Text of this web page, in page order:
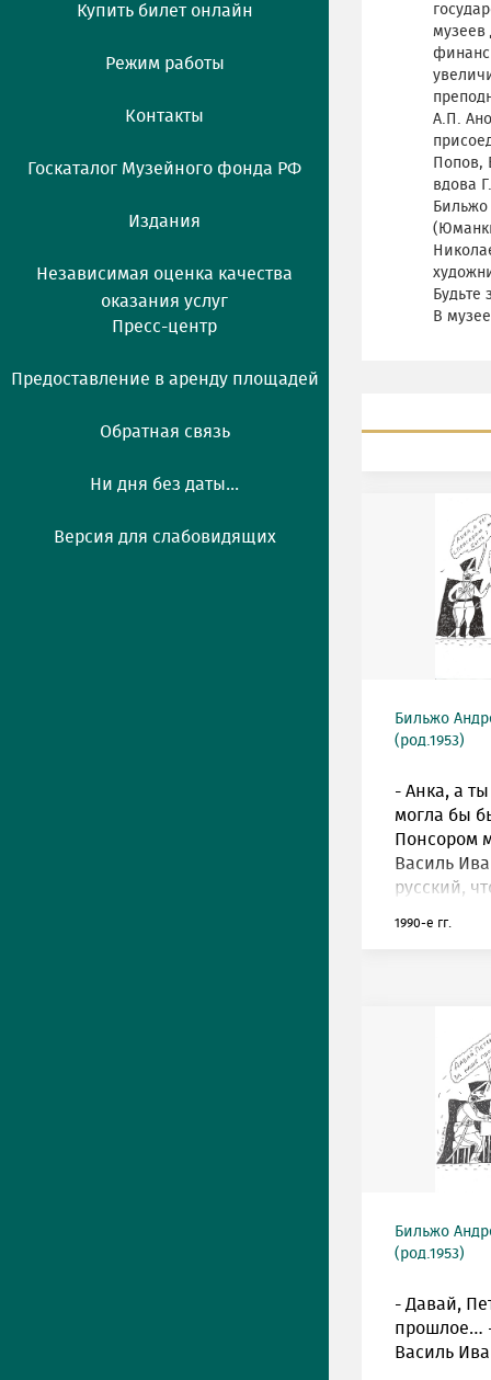
Купить билет онлайн
Режим работы
Контакты
Госкаталог Музейного фонда РФ
Издания
Независимая оценка качества
оказания услуг
Пресс-центр
Предоставление в аренду площадей
Обратная связь
Ни дня без даты...
Версия для слабовидящих
музеев
А.П.
вдова
Будьте
В
Бильжо
(род.1953)
- Анка, а
могла бы
Понсором
Василь
русский,
1990-е гг.
Бильжо
(род.1953)
- Давай,
прошлое…
Василь